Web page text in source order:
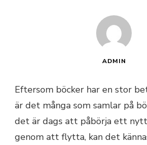
ADMIN
Eftersom böcker har en stor
är det många som samlar på
det är dags att påbörja ett
genom att flytta, kan det